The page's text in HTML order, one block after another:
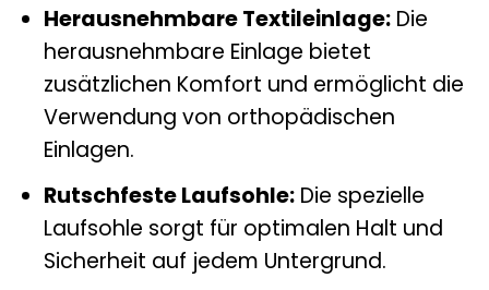
Herausnehmbare Textileinlage:Die
herausnehmbare Einlage bietet
zusätzlichen Komfort und ermöglicht die
Verwendung von orthopädischen
Einlagen.
Rutschfeste Laufsohle:Die spezielle
Laufsohle sorgt für optimalen Halt und
Sicherheit auf jedem Untergrund.